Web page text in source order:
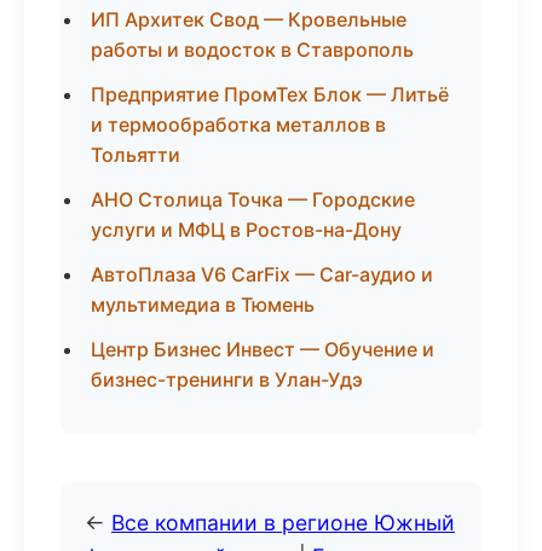
ИП Архитек Свод — Кровельные
работы и водосток в Ставрополь
Предприятие ПромТех Блок — Литьё
и термообработка металлов в
Тольятти
АНО Столица Точка — Городские
услуги и МФЦ в Ростов-на-Дону
АвтоПлаза V6 CarFix — Car-аудио и
мультимедиа в Тюмень
Центр Бизнес Инвест — Обучение и
бизнес-тренинги в Улан-Удэ
← Все компании в регионе Южный